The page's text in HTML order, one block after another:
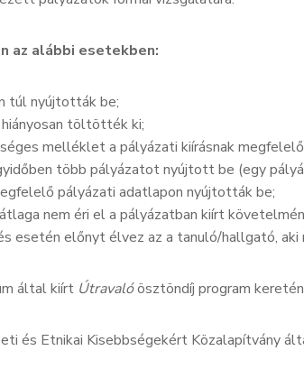
az alábbi esetekben:
túl nyújtották be;
töltötték ki;
melléklet a pályázati kiírásnak
több pályázatot nyújtott be (egy
pályázati adatlapon nyújtották be;
nem éri el a pályázatban kiírt
esetén előnyt élvez az a tanuló/hallgató,
által kiírt Útravalóösztöndíj program
és Etnikai Kisebbségekért Közalapítvány